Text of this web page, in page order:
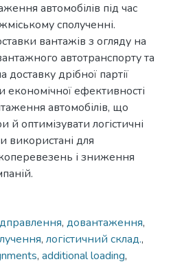
автомобілів під час
сполученні.
вантажів з огляду на
автотранспорту та
доставку дрібної партії
економічної ефективності
автомобілів, що
оптимізувати логістичні
використані для
і зниження
, довантаження,
, логістичний склад.,
, additional loading,